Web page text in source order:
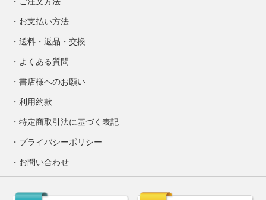
お支払い方法
送料・返品・交換
よくある質問
書店様へのお願い
利用約款
特定商取引法に基づく表記
プライバシーポリシー
お問い合わせ